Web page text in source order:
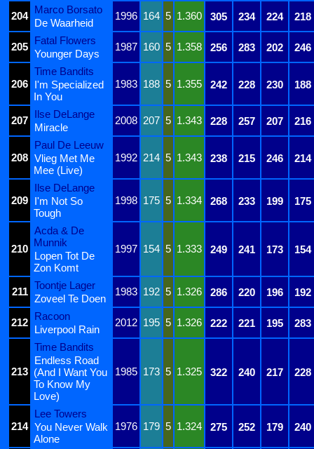
204
Marco Borsato
1996 164 5 1.360 305 234 224 218
De Waarheid
205
Fatal Flowers
1987 160 5 1.358 256 283 202 246
Younger Days
206
Time Bandits
1983 188 5 1.355 242 228 230 188
I'm Specialized
In You
207
Ilse DeLange
2008 207 5 1.343 228 257 207 216
Miracle
208
Paul De Leeuw
1992 214 5 1.343 238 215 246 214
Vlieg Met Me
Mee (Live)
209
Ilse DeLange
1998 175 5 1.334 268 233 199 175
I'm Not So
Tough
210
Acda & De
Munnik
1997 154 5 1.333 249 241 173 154
Lopen Tot De
Zon Komt
211
Toontje Lager
1983 192 5 1.326 286 220 196 192
Zoveel Te Doen
212
Racoon
2012 195 5 1.326 222 221 195 283
Liverpool Rain
213
Time Bandits
1985 173 5 1.325 322 240 217 228
Endless Road
(And I Want You
To Know My
Love)
214
Lee Towers
1976 179 5 1.324 275 252 179 240
You Never Walk
Alone